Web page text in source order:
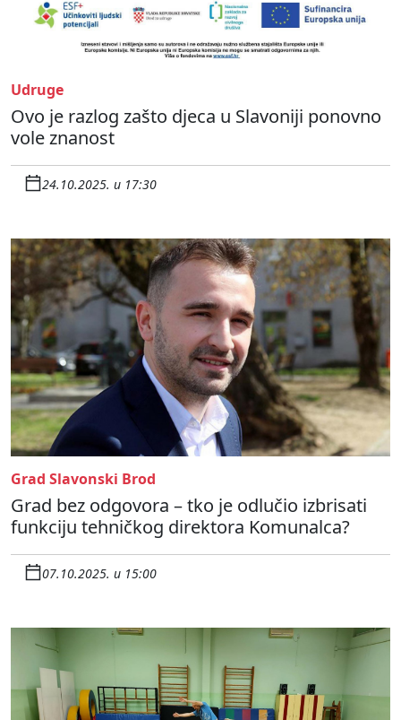
Udruge
Ovo je razlog zašto djeca u Slavoniji ponovno
vole znanost
24.10.2025. u 17:30
Grad Slavonski Brod
Grad bez odgovora – tko je odlučio izbrisati
funkciju tehničkog direktora Komunalca?
07.10.2025. u 15:00